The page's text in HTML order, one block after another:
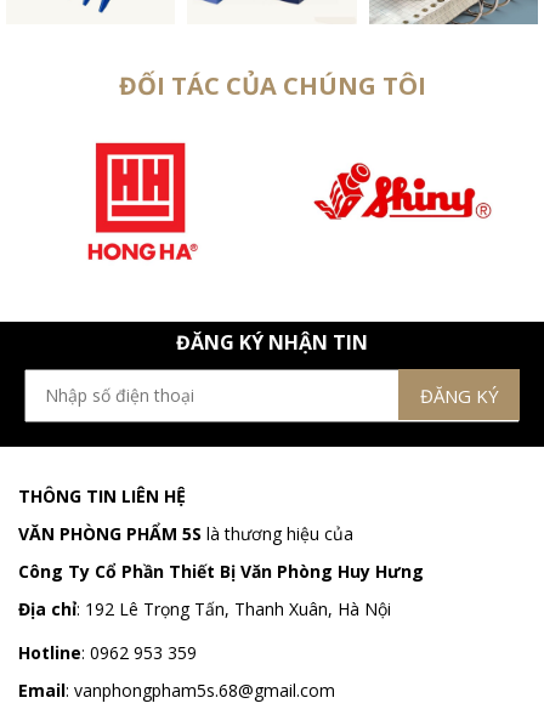
ĐỐI TÁC CỦA CHÚNG TÔI
ĐĂNG KÝ NHẬN TIN
THÔNG TIN LIÊN HỆ
VĂN PHÒNG PHẨM 5S là thương hiệu của
Công Ty Cổ Phần Thiết Bị Văn Phòng Huy Hưng
Địa chỉ: 192 Lê Trọng Tấn, Thanh Xuân, Hà Nội
Hotline: 0962 953 359
Email: vanphongpham5s.68@gmail.com